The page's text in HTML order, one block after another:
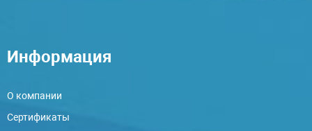
Информация
О компании
Сертификаты